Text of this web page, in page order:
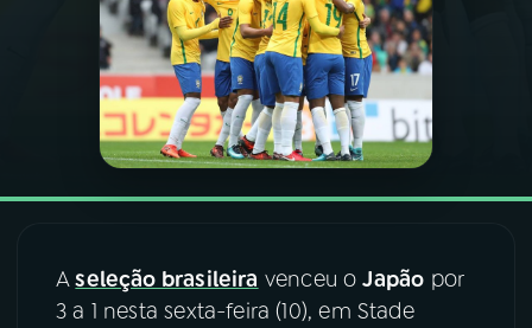
PROGRAMAS
PODCASTS
06VIDEOCASTS
07ÚLTIMAS
Aseleção brasileira venceu oJapão por
3 a 1 nesta sexta-feira (10), em Stade